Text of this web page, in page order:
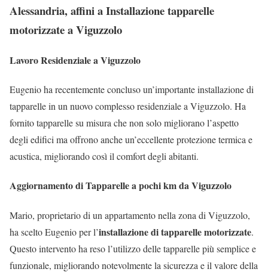
Alessandria, affini a Installazione tapparelle
motorizzate a Viguzzolo
Lavoro Residenziale a Viguzzolo
Eugenio ha recentemente concluso un’importante installazione di
tapparelle in un nuovo complesso residenziale a Viguzzolo. Ha
fornito tapparelle su misura che non solo migliorano l’aspetto
degli edifici ma offrono anche un’eccellente protezione termica e
acustica, migliorando così il comfort degli abitanti.
Aggiornamento di Tapparelle a pochi km da Viguzzolo
Mario, proprietario di un appartamento nella zona di Viguzzolo,
ha scelto Eugenio per l’installazione di tapparelle motorizzate.
Questo intervento ha reso l’utilizzo delle tapparelle più semplice e
funzionale, migliorando notevolmente la sicurezza e il valore della